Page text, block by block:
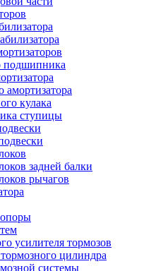
подшипника
амортизатора
кулака
ступицы
задней балки
рычагов
усилителя тормозов
цилиндра
системы